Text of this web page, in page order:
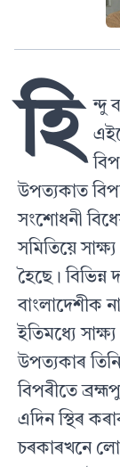
হি
ন্দু
উপত‍্যকাত
সংশোধনী
সমিতিয়ে
হৈছে। বিভিন্ন
বাংলাদেশীক
ইতিমধ‍্যে
উপত‍্যকাৰ
বিপৰীতে
এদিন স্থিৰ
চৰকাৰখনে